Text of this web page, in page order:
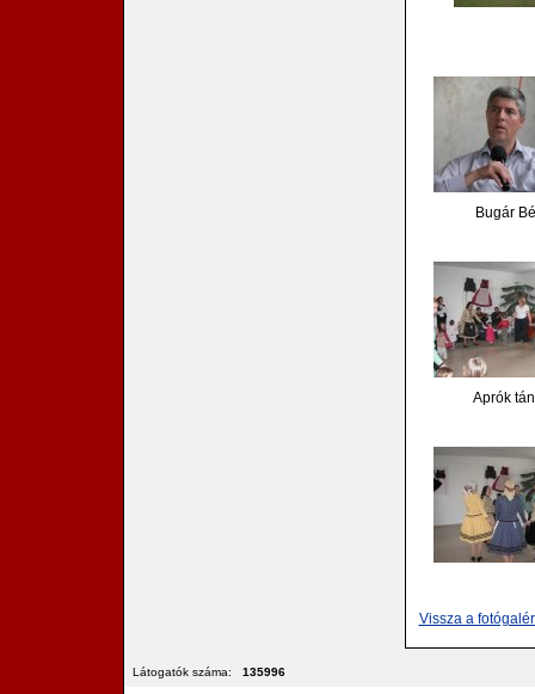
Bugár
Aprók
Vissza a
Látogatók száma: 135996